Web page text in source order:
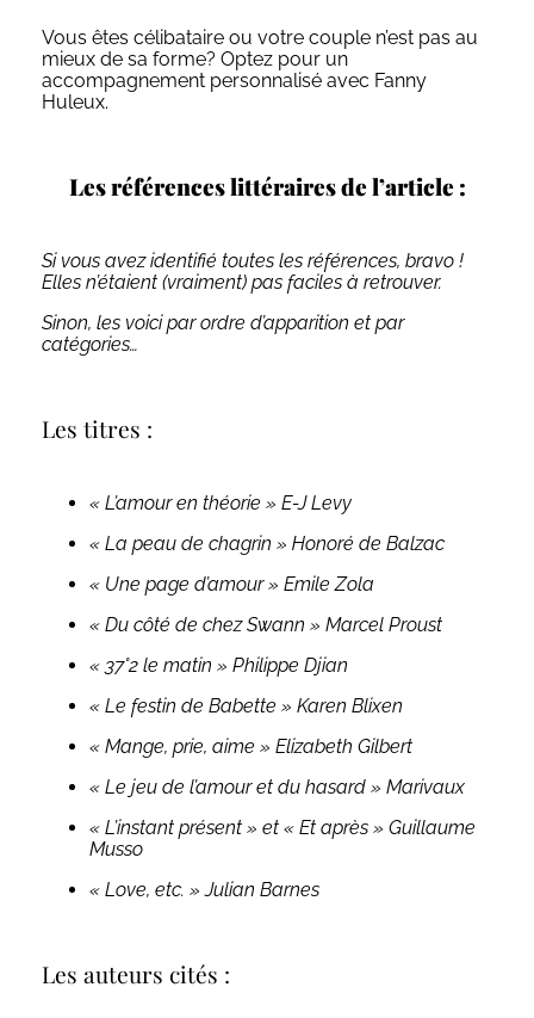
Vous êtes célibataire ou votre couple n’est pas au
mieux de sa forme? Optez pour un
accompagnement personnalisé avec Fanny
Huleux.
Les références littéraires de l’article :
Si vous avez identifié toutes les références, bravo !
Elles n’étaient (vraiment) pas faciles à retrouver.
Sinon, les voici par ordre d’apparition et par
catégories…
Les titres :
« L’amour en théorie » E-J Levy
« La peau de chagrin » Honoré de Balzac
« Une page d’amour » Emile Zola
« Du côté de chez Swann » Marcel Proust
« 37°2 le matin » Philippe Djian
« Le festin de Babette » Karen Blixen
« Mange, prie, aime » Elizabeth Gilbert
« Le jeu de l’amour et du hasard » Marivaux
« L’instant présent » et « Et après » Guillaume
Musso
« Love, etc. » Julian Barnes
Les auteurs cités :